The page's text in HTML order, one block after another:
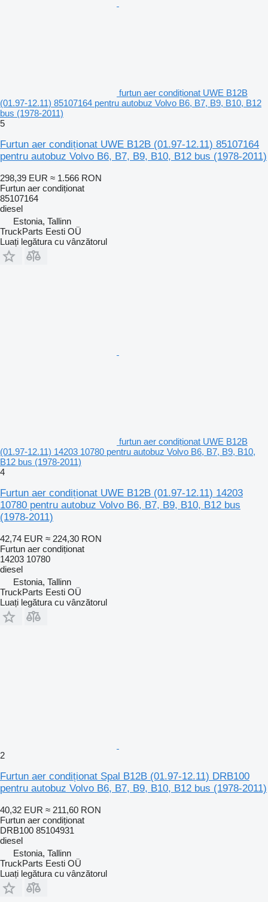
furtun aer condiționat UWE B12B
(01.97-12.11) 85107164 pentru autobuz Volvo B6, B7, B9, B10, B12
bus (1978-2011)
5
Furtun aer condiționat UWE B12B (01.97-12.11) 85107164
pentru autobuz Volvo B6, B7, B9, B10, B12 bus (1978-2011)
298,39 EUR ≈ 1.566 RON
Furtun aer condiționat
85107164
diesel
Estonia, Tallinn
TruckParts Eesti OÜ
Luați legătura cu vânzătorul
furtun aer condiționat UWE B12B
(01.97-12.11) 14203 10780 pentru autobuz Volvo B6, B7, B9, B10,
B12 bus (1978-2011)
4
Furtun aer condiționat UWE B12B (01.97-12.11) 14203
10780 pentru autobuz Volvo B6, B7, B9, B10, B12 bus
(1978-2011)
42,74 EUR ≈ 224,30 RON
Furtun aer condiționat
14203 10780
diesel
Estonia, Tallinn
TruckParts Eesti OÜ
Luați legătura cu vânzătorul
2
Furtun aer condiționat Spal B12B (01.97-12.11) DRB100
pentru autobuz Volvo B6, B7, B9, B10, B12 bus (1978-2011)
40,32 EUR ≈ 211,60 RON
Furtun aer condiționat
DRB100 85104931
diesel
Estonia, Tallinn
TruckParts Eesti OÜ
Luați legătura cu vânzătorul